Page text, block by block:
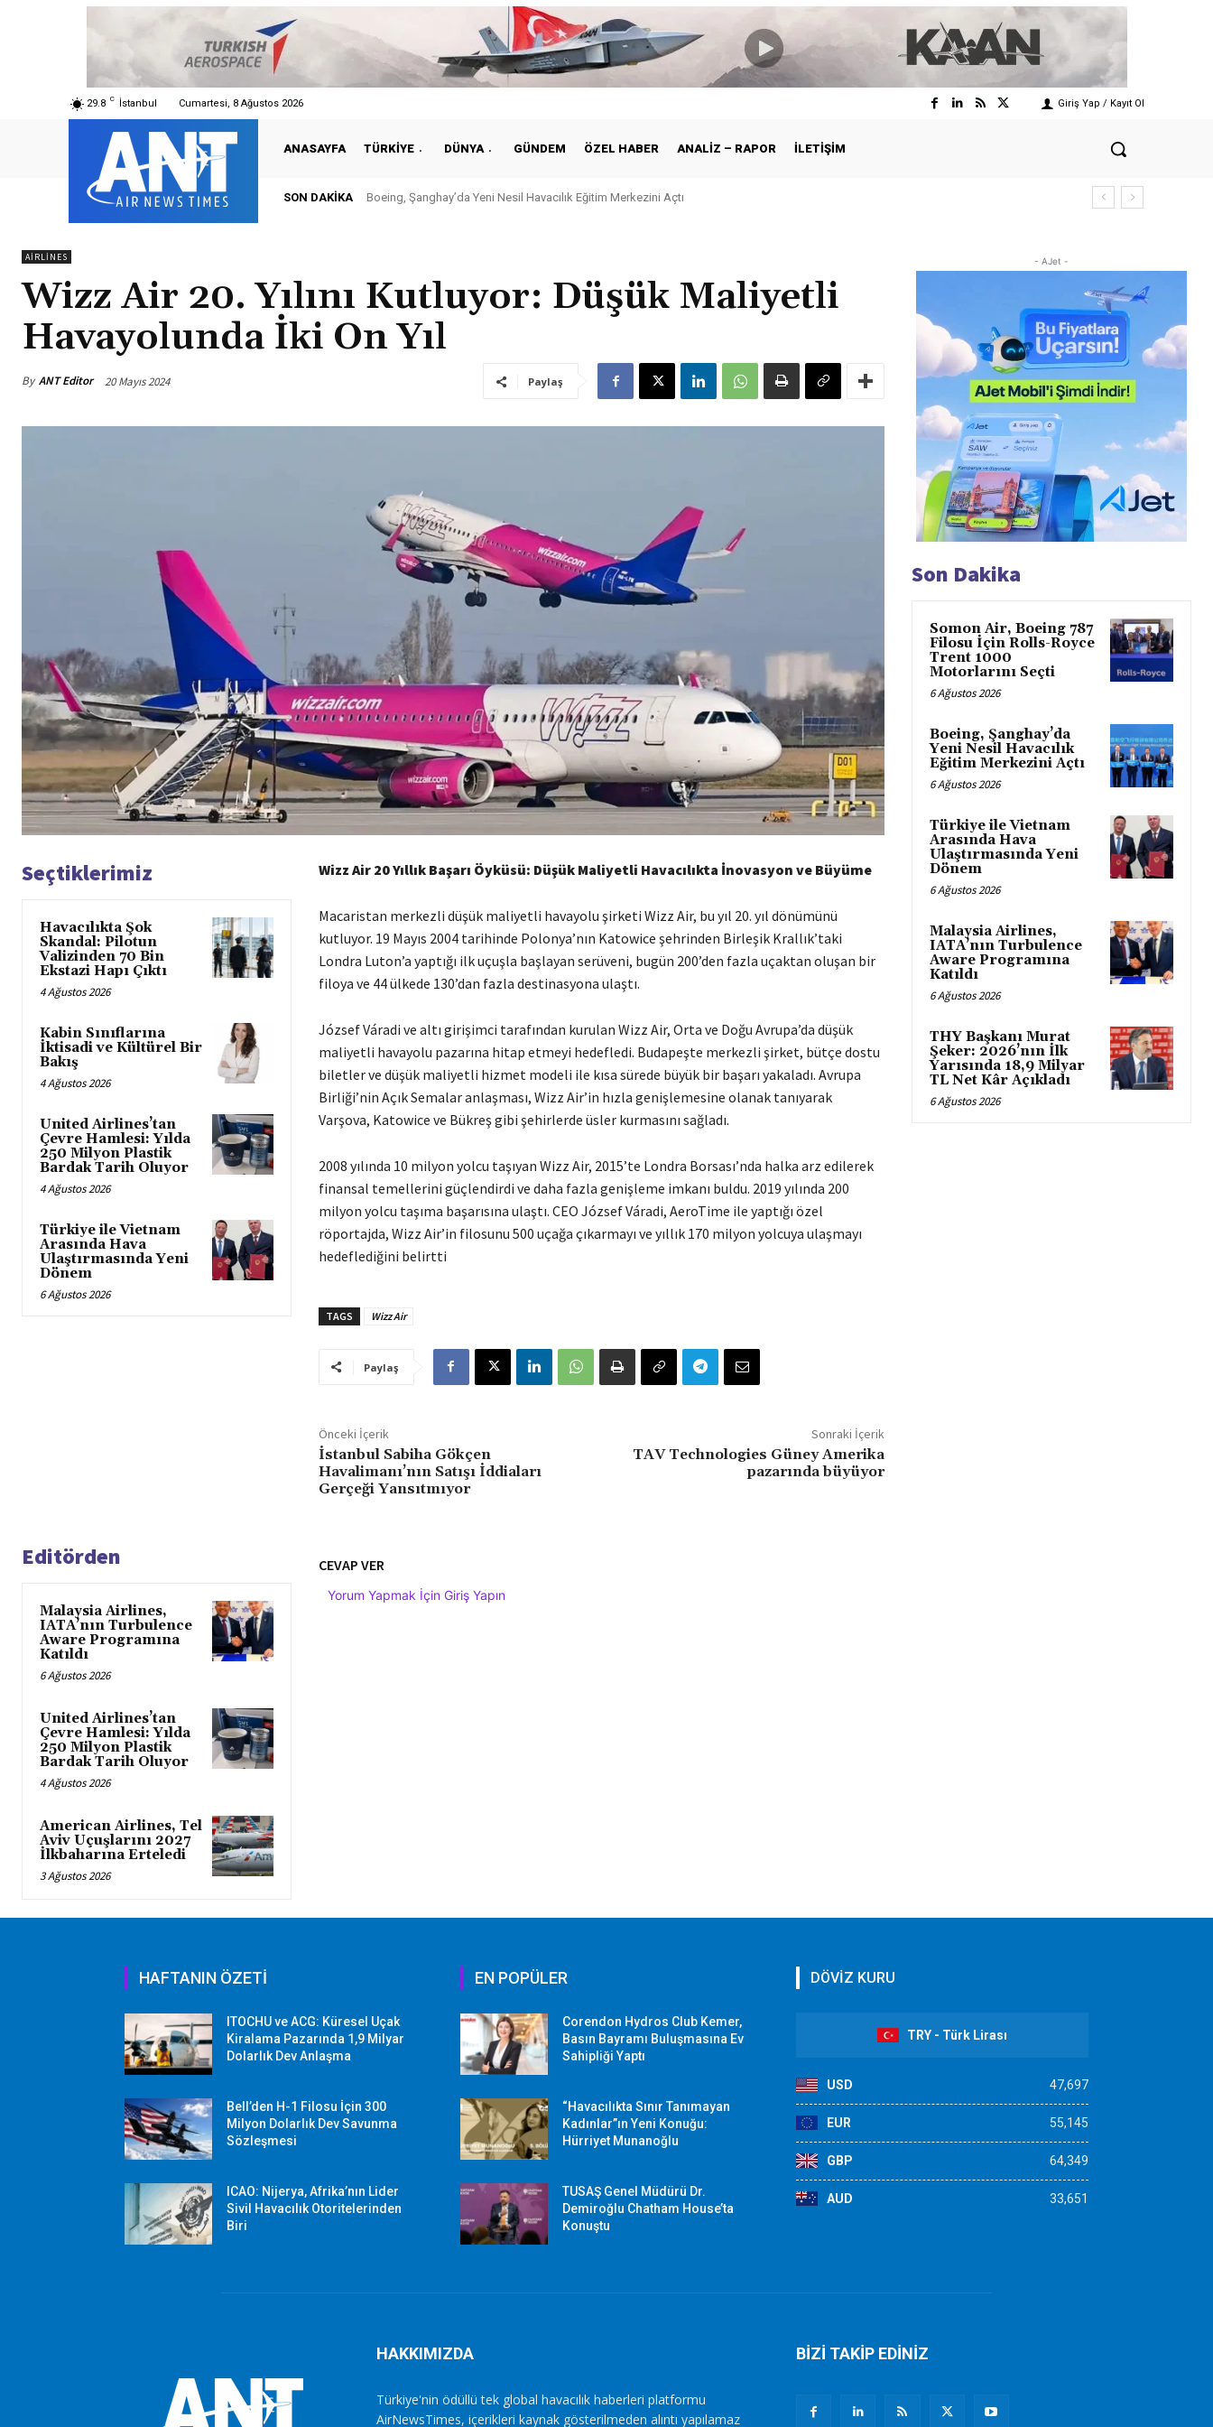
29.8 C İstanbul Cumartesi, 8 Ağustos 2026 Giriş Yap / Kayıt Ol
ANASAYFA TÜRKIYE DÜNYA GÜNDEM ÖZEL HABER ANALIZ – RAPOR İLETIŞIM
SON DAKIKA Boeing, Şanghay’da Yeni Nesil Havacılık Eğitim Merkezini Açtı
AIRLINES
Wizz Air 20. Yılını Kutluyor: Düşük Maliyetli
Havayolunda İki On Yıl
By ANT Editor 20 Mayıs 2024 Paylaş
Seçtiklerimiz
Havacılıkta Şok
Skandal: Pilotun
Valizinden 70 Bin
Ekstazi Hapı Çıktı
4 Ağustos 2026
Kabin Sınıflarına
İktisadi ve Kültürel Bir
Bakış
4 Ağustos 2026
United Airlines’tan
Çevre Hamlesi: Yılda
250 Milyon Plastik
Bardak Tarih Oluyor
4 Ağustos 2026
Türkiye ile Vietnam
Arasında Hava
Ulaştırmasında Yeni
Dönem
6 Ağustos 2026
Wizz Air 20 Yıllık Başarı Öyküsü: Düşük Maliyetli Havacılıkta İnovasyon ve Büyüme
Macaristan merkezli düşük maliyetli havayolu şirketi Wizz Air, bu yıl 20. yıl dönümünü
kutluyor. 19 Mayıs 2004 tarihinde Polonya’nın Katowice şehrinden Birleşik Krallık’taki
Londra Luton’a yaptığı ilk uçuşla başlayan serüveni, bugün 200’den fazla uçaktan oluşan bir
filoya ve 44 ülkede 130’dan fazla destinasyona ulaştı.
József Váradi ve altı girişimci tarafından kurulan Wizz Air, Orta ve Doğu Avrupa’da düşük
maliyetli havayolu pazarına hitap etmeyi hedefledi. Budapeşte merkezli şirket, bütçe dostu
biletler ve düşük maliyetli hizmet modeli ile kısa sürede büyük bir başarı yakaladı. Avrupa
Birliği’nin Açık Semalar anlaşması, Wizz Air’in hızla genişlemesine olanak tanıyarak
Varşova, Katowice ve Bükreş gibi şehirlerde üsler kurmasını sağladı.
2008 yılında 10 milyon yolcu taşıyan Wizz Air, 2015’te Londra Borsası’nda halka arz edilerek
finansal temellerini güçlendirdi ve daha fazla genişleme imkanı buldu. 2019 yılında 200
milyon yolcu taşıma başarısına ulaştı. CEO József Váradi, AeroTime ile yaptığı özel
röportajda, Wizz Air’in filosunu 500 uçağa çıkarmayı ve yıllık 170 milyon yolcuya ulaşmayı
hedeflediğini belirtti
TAGS Wizz Air
Paylaş
Önceki İçerik
İstanbul Sabiha Gökçen
Havalimanı’nın Satışı İddiaları
Gerçeği Yansıtmıyor
Sonraki İçerik
TAV Technologies Güney Amerika
pazarında büyüyor
Editörden
Malaysia Airlines,
IATA’nın Turbulence
Aware Programına
Katıldı
6 Ağustos 2026
United Airlines’tan
Çevre Hamlesi: Yılda
250 Milyon Plastik
Bardak Tarih Oluyor
4 Ağustos 2026
American Airlines, Tel
Aviv Uçuşlarını 2027
İlkbaharına Erteledi
3 Ağustos 2026
CEVAP VER
Yorum Yapmak İçin Giriş Yapın
- AJet -
Son Dakika
Somon Air, Boeing 787
Filosu İçin Rolls-Royce
Trent 1000
Motorlarını Seçti
6 Ağustos 2026
Boeing, Şanghay’da
Yeni Nesil Havacılık
Eğitim Merkezini Açtı
6 Ağustos 2026
Türkiye ile Vietnam
Arasında Hava
Ulaştırmasında Yeni
Dönem
6 Ağustos 2026
Malaysia Airlines,
IATA’nın Turbulence
Aware Programına
Katıldı
6 Ağustos 2026
THY Başkanı Murat
Şeker: 2026’nın İlk
Yarısında 18,9 Milyar
TL Net Kâr Açıkladı
6 Ağustos 2026
HAFTANIN ÖZETİ
ITOCHU ve ACG: Küresel Uçak
Kiralama Pazarında 1,9 Milyar
Dolarlık Dev Anlaşma
Bell’den H-1 Filosu İçin 300
Milyon Dolarlık Dev Savunma
Sözleşmesi
ICAO: Nijerya, Afrika’nın Lider
Sivil Havacılık Otoritelerinden
Biri
EN POPÜLER
Corendon Hydros Club Kemer,
Basın Bayramı Buluşmasına Ev
Sahipliği Yaptı
“Havacılıkta Sınır Tanımayan
Kadınlar”ın Yeni Konuğu:
Hürriyet Munanoğlu
TUSAŞ Genel Müdürü Dr.
Demiroğlu Chatham House’ta
Konuştu
DÖVİZ KURU
TRY - Türk Lirası
USD 47,697
EUR 55,145
GBP 64,349
AUD 33,651
HAKKIMIZDA
Türkiye'nin ödüllü tek global havacılık haberleri platformu
AirNewsTimes, içerikleri kaynak gösterilmeden alıntı yapılamaz
BİZİ TAKİP EDİNİZ